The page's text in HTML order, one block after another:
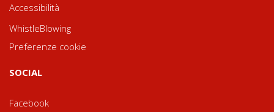
Accessibilità
WhistleBlowing
Preferenze cookie
SOCIAL
Facebook